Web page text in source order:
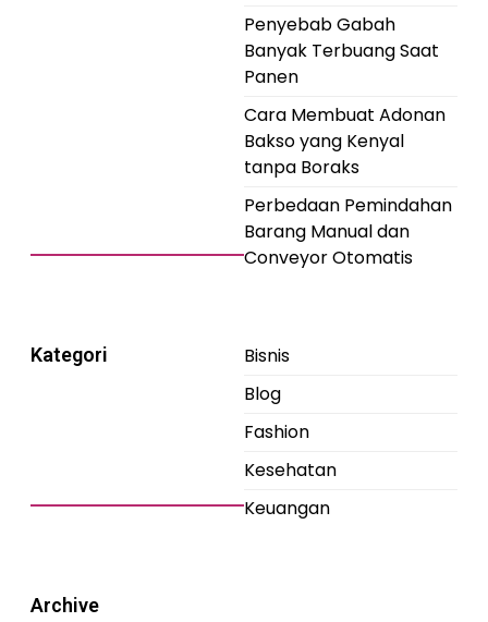
Penyebab Gabah
Banyak Terbuang Saat
Panen
Cara Membuat Adonan
Bakso yang Kenyal
tanpa Boraks
Perbedaan Pemindahan
Barang Manual dan
Conveyor Otomatis
Kategori
Bisnis
Blog
Fashion
Kesehatan
Keuangan
Archive